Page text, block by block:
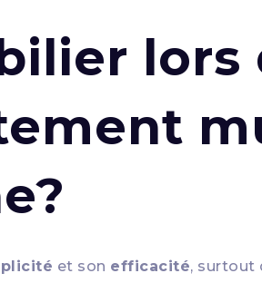
lors
et son efficacité, surtout